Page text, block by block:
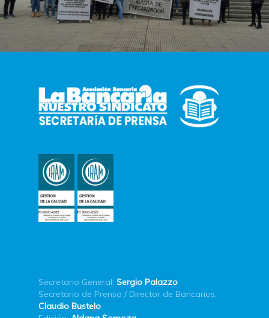
Secretario General: Sergio Palazzo
Secretario de Prensa / Director de Bancarios:
Claudio Bustelo